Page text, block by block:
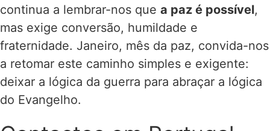
continua a lembrar-nos que a paz é possível,
mas exige conversão, humildade e
fraternidade. Janeiro, mês da paz, convida-nos
a retomar este caminho simples e exigente:
deixar a lógica da guerra para abraçar a lógica
do Evangelho.